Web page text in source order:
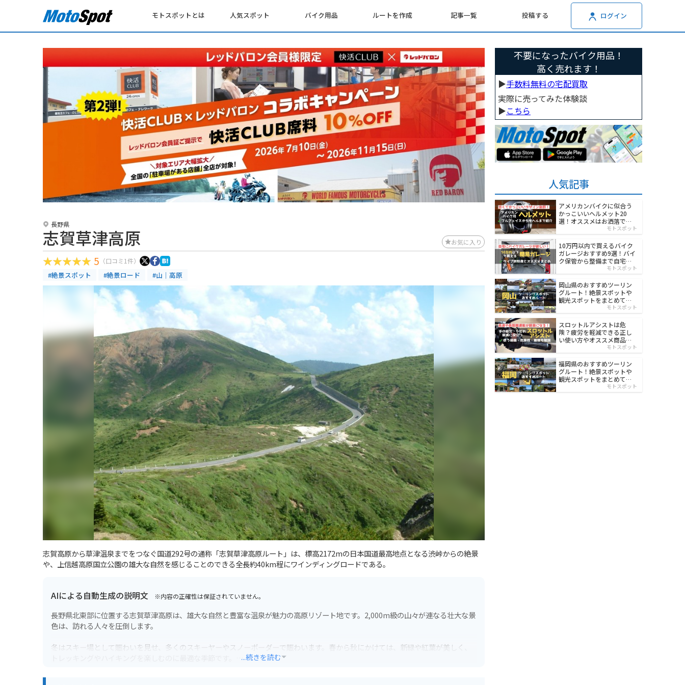
モトスポットとは 人気スポット バイク用品 ルートを作成 記事一覧 投稿する ログイン
長野県
志賀草津高原 お気に入り
5 （口コミ1件）
#絶景スポット #絶景ロード #山｜高原
志賀高原から草津温泉までをつなぐ国道292号の通称「志賀草津高原ルート」は、標高2172mの日本国道最高地点となる渋峠からの絶景
や、上信越高原国立公園の雄大な自然を感じることのできる全長約40km程にワインディングロードである。
AIによる自動生成の説明文 ※内容の正確性は保証されていません。
長野県北東部に位置する志賀草津高原は、雄大な自然と豊富な温泉が魅力の高原リゾート地です。2,000m級の山々が連なる壮大な景
色は、訪れる人々を圧倒します。
冬はスキー場として賑わいを見せ、多くのスキーヤーやスノーボーダーで賑わいます。春から秋にかけては、新緑や紅葉が美しく、
...続きを読む
不要になったバイク用品！
高く売れます！
▶︎手数料無料の宅配買取
実際に売ってみた体験談
▶︎こちら
人気記事
アメリカンバイクに似合う
かっこいいヘルメット20
選！オススメはお洒落でワ
モトスポット
10万円以内で買えるバイク
ガレージおすすめ9選！バイ
ク保管から整備まで自宅で
モトスポット
岡山県のおすすめツーリン
グルート！絶景スポットや
観光スポットをまとめて紹
モトスポット
スロットルアシストは危
険？疲労を軽減できる正し
い使い方やオススメ商品を
モトスポット
福岡県のおすすめツーリン
グルート！絶景スポットや
観光スポットをまとめて紹
モトスポット